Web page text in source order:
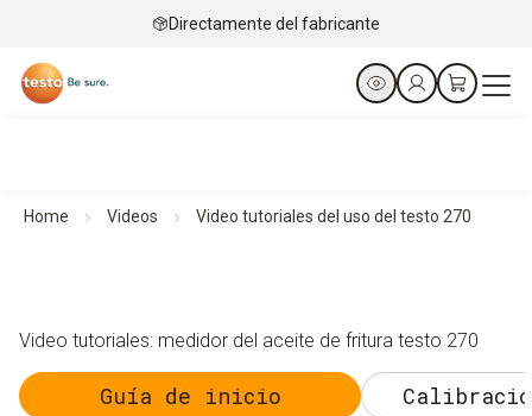
Directamente del fabricante
Home Videos Video tutoriales del uso del testo 270
Video tutoriales: medidor del aceite de fritura testo 270
Guía de inicio